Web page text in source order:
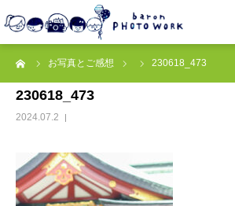
お写真とご感想 230618_473
230618_473
2024.07.2
撮影プラン
私たちについて
オプション
● お写真とご感想